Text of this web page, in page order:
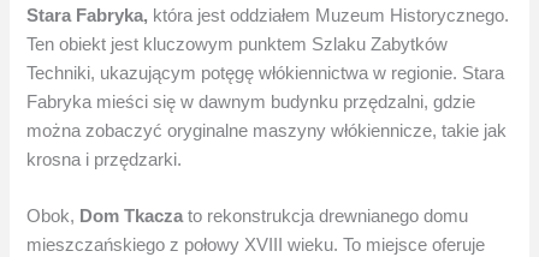
Stara Fabryka, która jest oddziałem Muzeum Historycznego.
Ten obiekt jest kluczowym punktem Szlaku Zabytków
Techniki, ukazującym potęgę włókiennictwa w regionie. Stara
Fabryka mieści się w dawnym budynku przędzalni, gdzie
można zobaczyć oryginalne maszyny włókiennicze, takie jak
krosna i przędzarki.
Obok, Dom Tkacza to rekonstrukcja drewnianego domu
mieszczańskiego z połowy XVIII wieku. To miejsce oferuje